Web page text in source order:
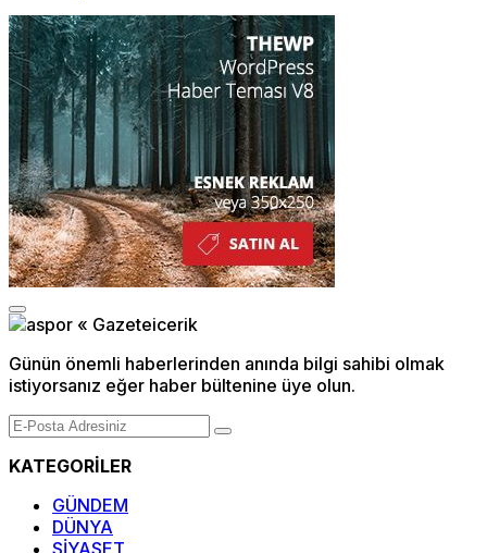
Günün önemli haberlerinden anında bilgi sahibi olmak
istiyorsanız eğer haber bültenine üye olun.
KATEGORİLER
GÜNDEM
DÜNYA